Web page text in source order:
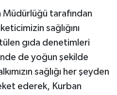
Müdürlüğü tarafından
sağlığını
gıda denetimleri
de yoğun şekilde
sağlığı her şeyden
ederek, Kurban